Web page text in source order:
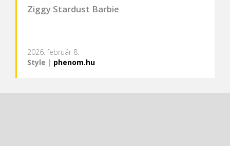
Ziggy Stardust Barbie
2026. február 8.
Style | phenom.hu